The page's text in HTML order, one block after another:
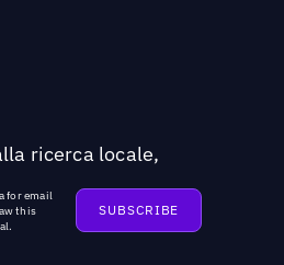
ricerca locale,
for email
this